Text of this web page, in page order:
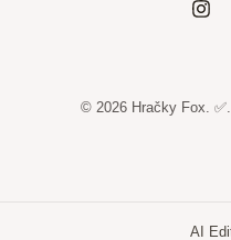
© 2026 Hračky Fox.
AI